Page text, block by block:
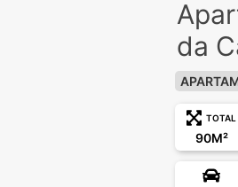
da
TOTAL
90M²